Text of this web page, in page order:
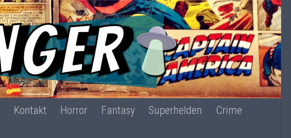
Kontakt Horror Fantasy Superhelden
Crime